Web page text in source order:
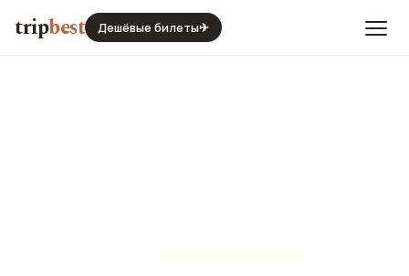
tripbest Дешёвые билеты✈